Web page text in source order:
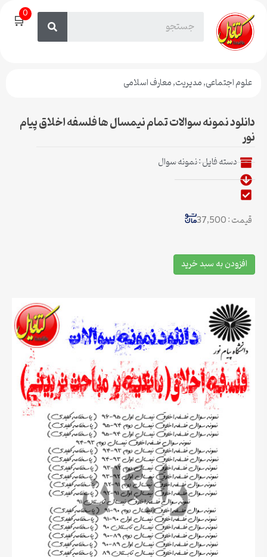
🛒0
علوم اجتماعی,مدیریت,معارف اسلامی
دانلود نمونه سوالات تمام نیمسال ها فلسفه اخلاق پیام
نور
دسته فایل :نمونه سوال
قیمت : 37,500
افزودن به سبد خرید